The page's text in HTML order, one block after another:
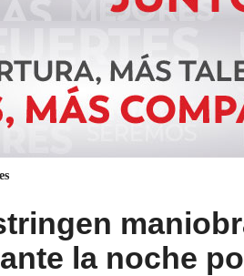
la noche